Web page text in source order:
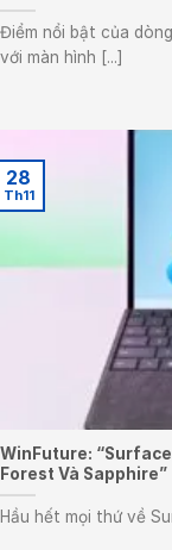
Điểm nổi bật của
với màn hình [...]
WinFuture: “Surface
Forest Và Sapphire”
Hầu hết mọi thứ về
28
Th11